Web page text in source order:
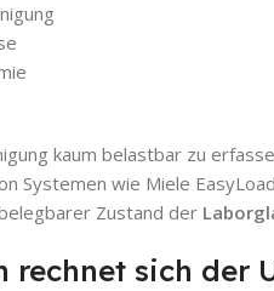
kaum belastbar zu
Systemen wie Miele
Zustand der
sich der